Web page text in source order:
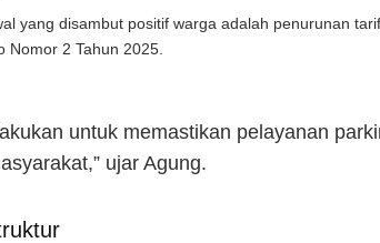
yang disambut positif warga adalah penurunan
Nomor 2 Tahun 2025.
untuk memastikan pelayanan
ujar Agung.